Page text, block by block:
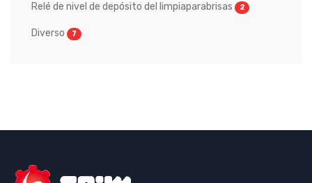
Relé de nivel de depósito del limpiaparabrisas 2
Diverso 7